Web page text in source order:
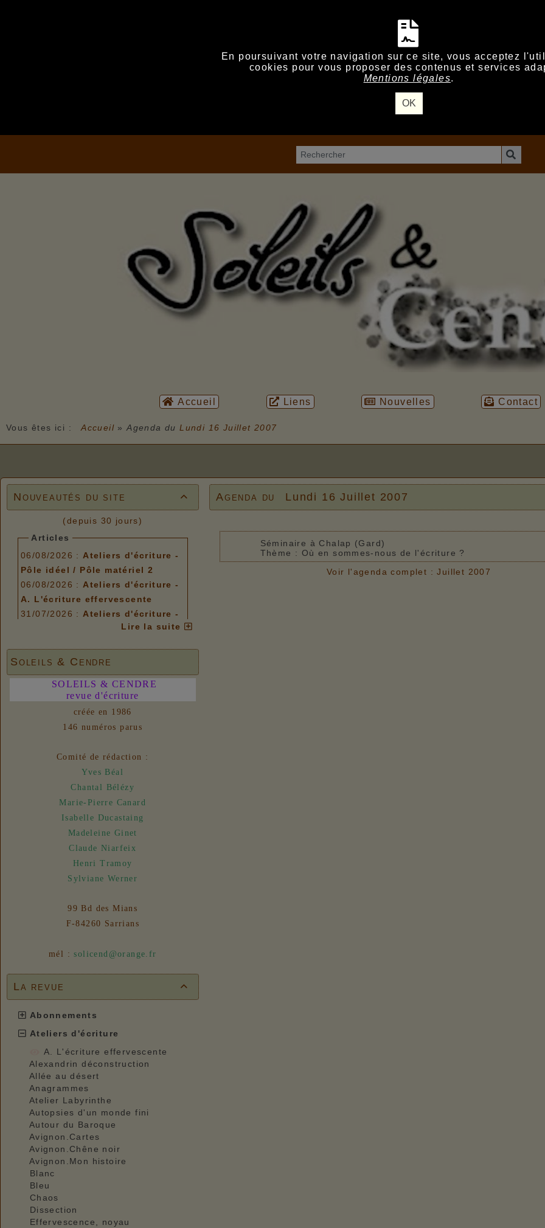
En poursuivant votre navigation sur ce site, vous acceptez
cookies pour vous proposer des contenus et services
Mentions légales.
OK
Accueil Liens Nouvelles Contact
Vous êtes ici : Accueil »Agenda duLundi 16 Juillet 2007

Nouveautés du site
(depuis 30 jours)
Articles
06/08/2026 : Ateliers d'écriture -
Pôle idéel / Pôle matériel 2
06/08/2026 : Ateliers d'écriture -
A. L'écriture effervescente
31/07/2026 : Ateliers d'écriture -
Options de menu
06/08/2026 :Ateliers d'écriture -
Pôle idéel / Pôle matériel 2
06/08/2026 :Ateliers d'écriture -
A. L'écriture effervescente
31/07/2026 :Ateliers d'écriture -
Liens
- Un euro ne fait
pas le printemps
31/07/2026 : - En vue n° 153
Lire la suite
Soleils & Cendre
SOLEILS & CENDRE
revue d'écriture
créée en 1986
146 numéros parus
Comité de rédaction :
Yves Béal
Chantal Bélézy
Marie-Pierre Canard
Isabelle Ducastaing
Madeleine Ginet
Claude Niarfeix
Henri Tramoy
Sylviane Werner
99 Bd des Mians
F-84260 Sarrians
mél :solicend@orange.fr

La revue
Abonnements
Ateliers d'écriture
A. L'écriture effervescente
Alexandrin déconstruction
Allée au désert
Anagrammes
Atelier Labyrinthe
Autopsies d'un monde fini
Autour du Baroque
Avignon.Cartes
Avignon.Chêne noir
Avignon.Mon histoire
Blanc
Bleu
Chaos
Dissection
Effervescence, noyau
Agenda du Lundi 16 Juillet 2007
Séminaire à Chalap (Gard)
Thème : Où en sommes-nous de l'écriture ?
Voir l'agenda complet : Juillet 2007